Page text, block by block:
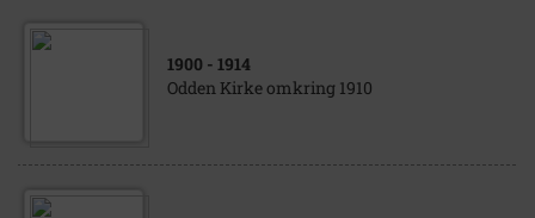
1900 - 1914
Odden Kirke omkring 1910